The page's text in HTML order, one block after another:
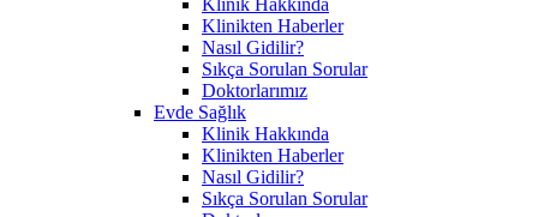
Klinikten Haberler
Nasıl Gidilir?
Sıkça Sorulan Sorular
Doktorlarımız
Evde Sağlık
Klinik Hakkında
Klinikten Haberler
Nasıl Gidilir?
Sıkça Sorulan Sorular